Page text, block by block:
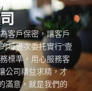
客戶保密，讓客戶
每壹次委托實行“壹
標準，用心服務客
公司精益求精，才
滿意，就是我們的